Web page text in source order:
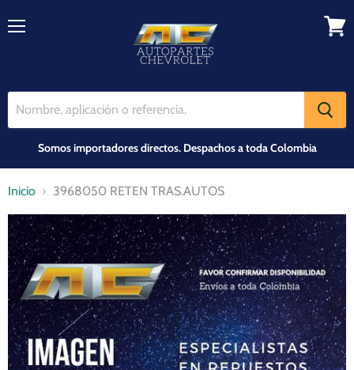
Somos importadores directos. Despachos a toda Colombia
Inicio 3968050 RETEN TRAS.AUTOS